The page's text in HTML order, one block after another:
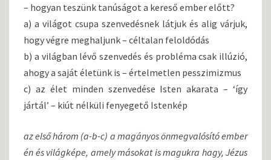
– hogyan teszünk tanúságot a kereső ember előtt?
a) a világot csupa szenvedésnek látjuk és alig várjuk,
hogy végre meghaljunk – céltalan feloldódás
b) a világban lévő szenvedés és probléma csak illúzió,
ahogy a saját életünk is – értelmetlen pesszimizmus
c) az élet minden szenvedése Isten akarata – ‘így
jártál’ – kiút nélküli fenyegető Istenkép
az első három (a-b-c) a magányos önmegvalósító ember
én és világképe, amely másokat is magukra hagy, Jézus